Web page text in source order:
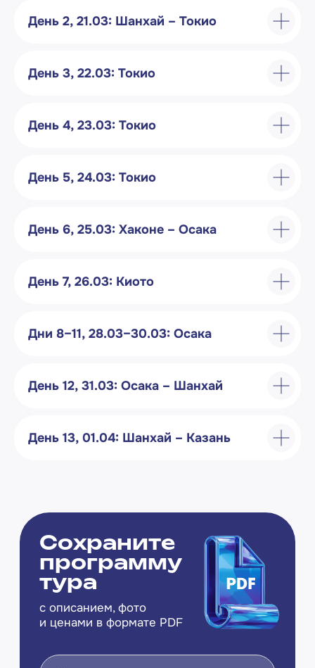
День 2, 21.03: Шанхай – Токио
День 3, 22.03: Токио
День 4, 23.03: Токио
День 5, 24.03: Токио
День 6, 25.03: Хаконе – Осака
День 7, 26.03: Киото
Дни 8–11, 28.03–30.03: Осака
День 12, 31.03: Осака – Шанхай
День 13, 01.04: Шанхай – Казань
тура
+7
Скачать презентацию тура